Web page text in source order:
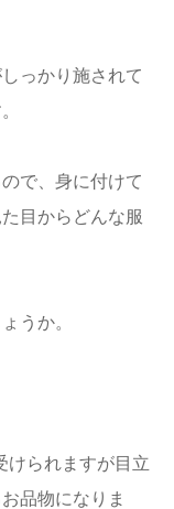
っかり施されて
で、身に付けて
目からどんな服
うか。
けられますが目立
品物になりま